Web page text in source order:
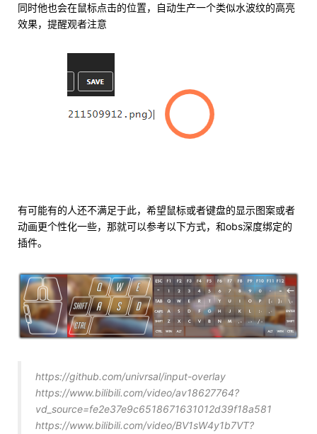
同时他也会在鼠标点击的位置，自动生产一个类似水波纹的高亮
效果，提醒观者注意
有可能有的人还不满足于此，希望鼠标或者键盘的显示图案或者
动画更个性化一些，那就可以参考以下方式，和obs深度绑定的
插件。
https://github.com/univrsal/input-overlay
https://www.bilibili.com/video/av18627764?
vd_source=fe2e37e9c6518671631012d39f18a581
https://www.bilibili.com/video/BV1sW4y1b7VT?